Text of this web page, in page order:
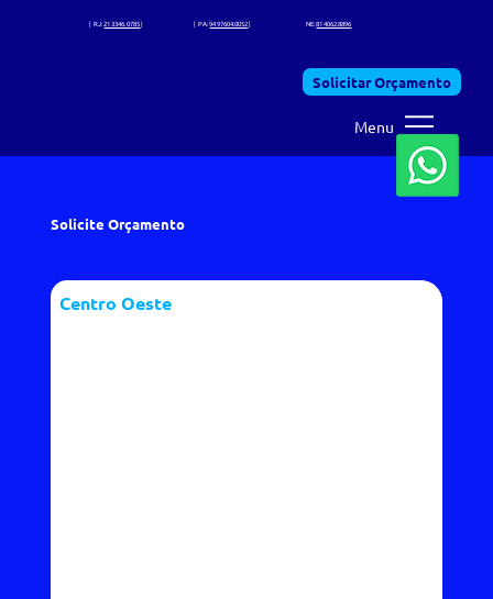
| RJ:21 3346. 0785 | PA:94 97604.0052 NE:81 4062.8896
Solicitar Orçamento
Menu
Solicite Orçamento
Centro Oeste